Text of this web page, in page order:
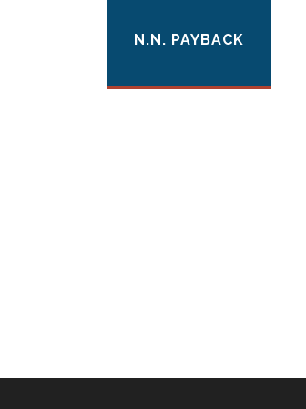
N.N. PAYBACK